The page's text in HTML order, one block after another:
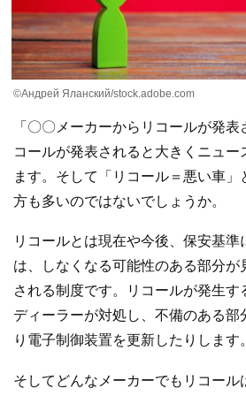
©Андрей Яланский/stock.adobe.com
「〇〇メーカーからリコールが発
コールが発表されると大きくニュ
ます。そして「リコール＝悪い車」
方も多いのではないでしょうか。
リコールとは現在や今後、保安基準
は、しなくなる可能性のある部分が
される制度です。リコールが発生
ディーラーが対処し、不備のある部
り電子制御装置を更新したりします。
そしてどんなメーカーでもリコール